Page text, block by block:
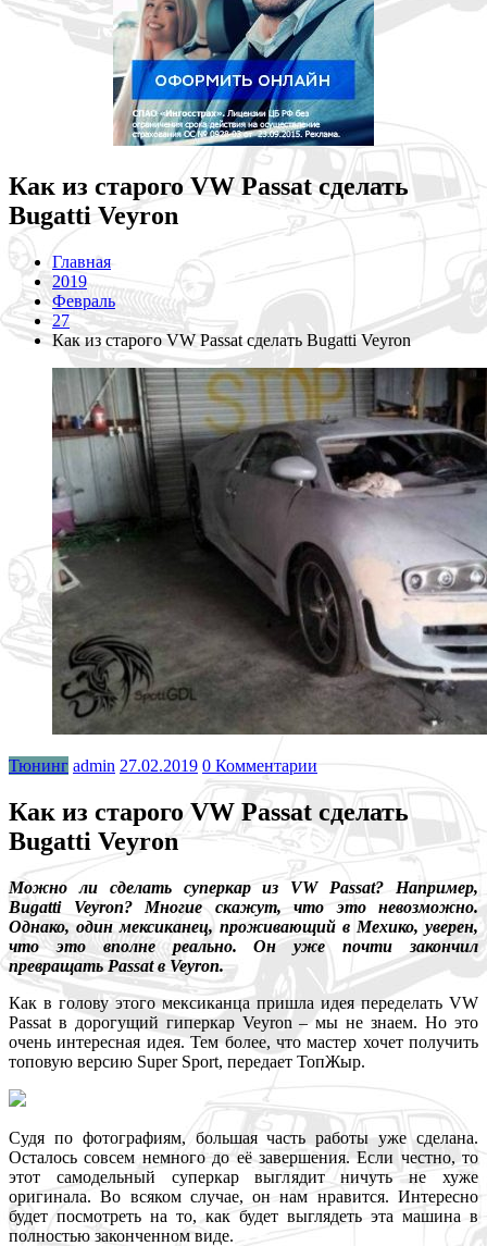
Как из старого VW Passat сделать
Bugatti Veyron
Главная
2019
Февраль
27
Как из старого VW Passat сделать Bugatti Veyron
Тюнинг admin 27.02.2019 0 Комментарии
Как из старого VW Passat сделать
Bugatti Veyron
Можно ли сделать суперкар из VW Passat? Например,
Bugatti Veyron? Многие скажут, что это невозможно.
Однако, один мексиканец, проживающий в Мехико, уверен,
что это вполне реально. Он уже почти закончил
превращать Passat в Veyron.
Как в голову этого мексиканца пришла идея переделать VW
Passat в дорогущий гиперкар Veyron – мы не знаем. Но это
очень интересная идея. Тем более, что мастер хочет получить
топовую версию Super Sport, передает ТопЖыр.
Судя по фотографиям, большая часть работы уже сделана.
Осталось совсем немного до её завершения. Если честно, то
этот самодельный суперкар выглядит ничуть не хуже
оригинала. Во всяком случае, он нам нравится. Интересно
будет посмотреть на то, как будет выглядеть эта машина в
полностью законченном виде.